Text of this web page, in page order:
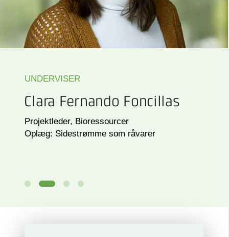
UNDERVISER
Clara Fernando Foncillas
Projektleder, Bioressourcer
Oplæg: Sidestrømme som råvarer